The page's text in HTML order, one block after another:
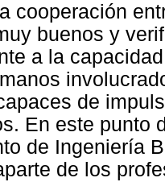
cooperación
buenos y
a la
de
En este punto
de Ingeniería
de los